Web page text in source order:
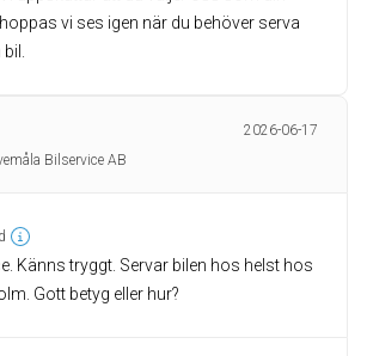
vi ses igen när du behöver serva
2026-06-17
Bilservice AB
Känns tryggt. Servar bilen hos helst hos
Gott betyg eller hur?